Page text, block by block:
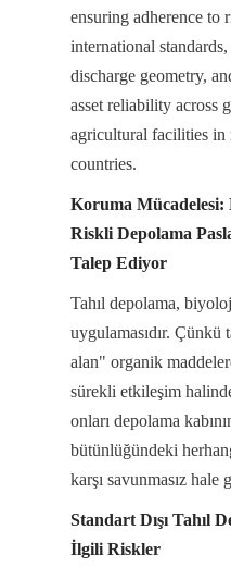
ensuring adherence to
international
discharge geometry,
asset reliability across
agricultural facilities in
countries.
Koruma Mücadelesi:
Riskli Depolama
Talep Ediyor
Tahıl depolama,
uygulamasıdır. Çünkü
alan" organik
sürekli etkileşim
onları depolama
bütünlüğündeki
karşı savunmasız hale
Standart Dışı Tahıl
İlgili Riskler